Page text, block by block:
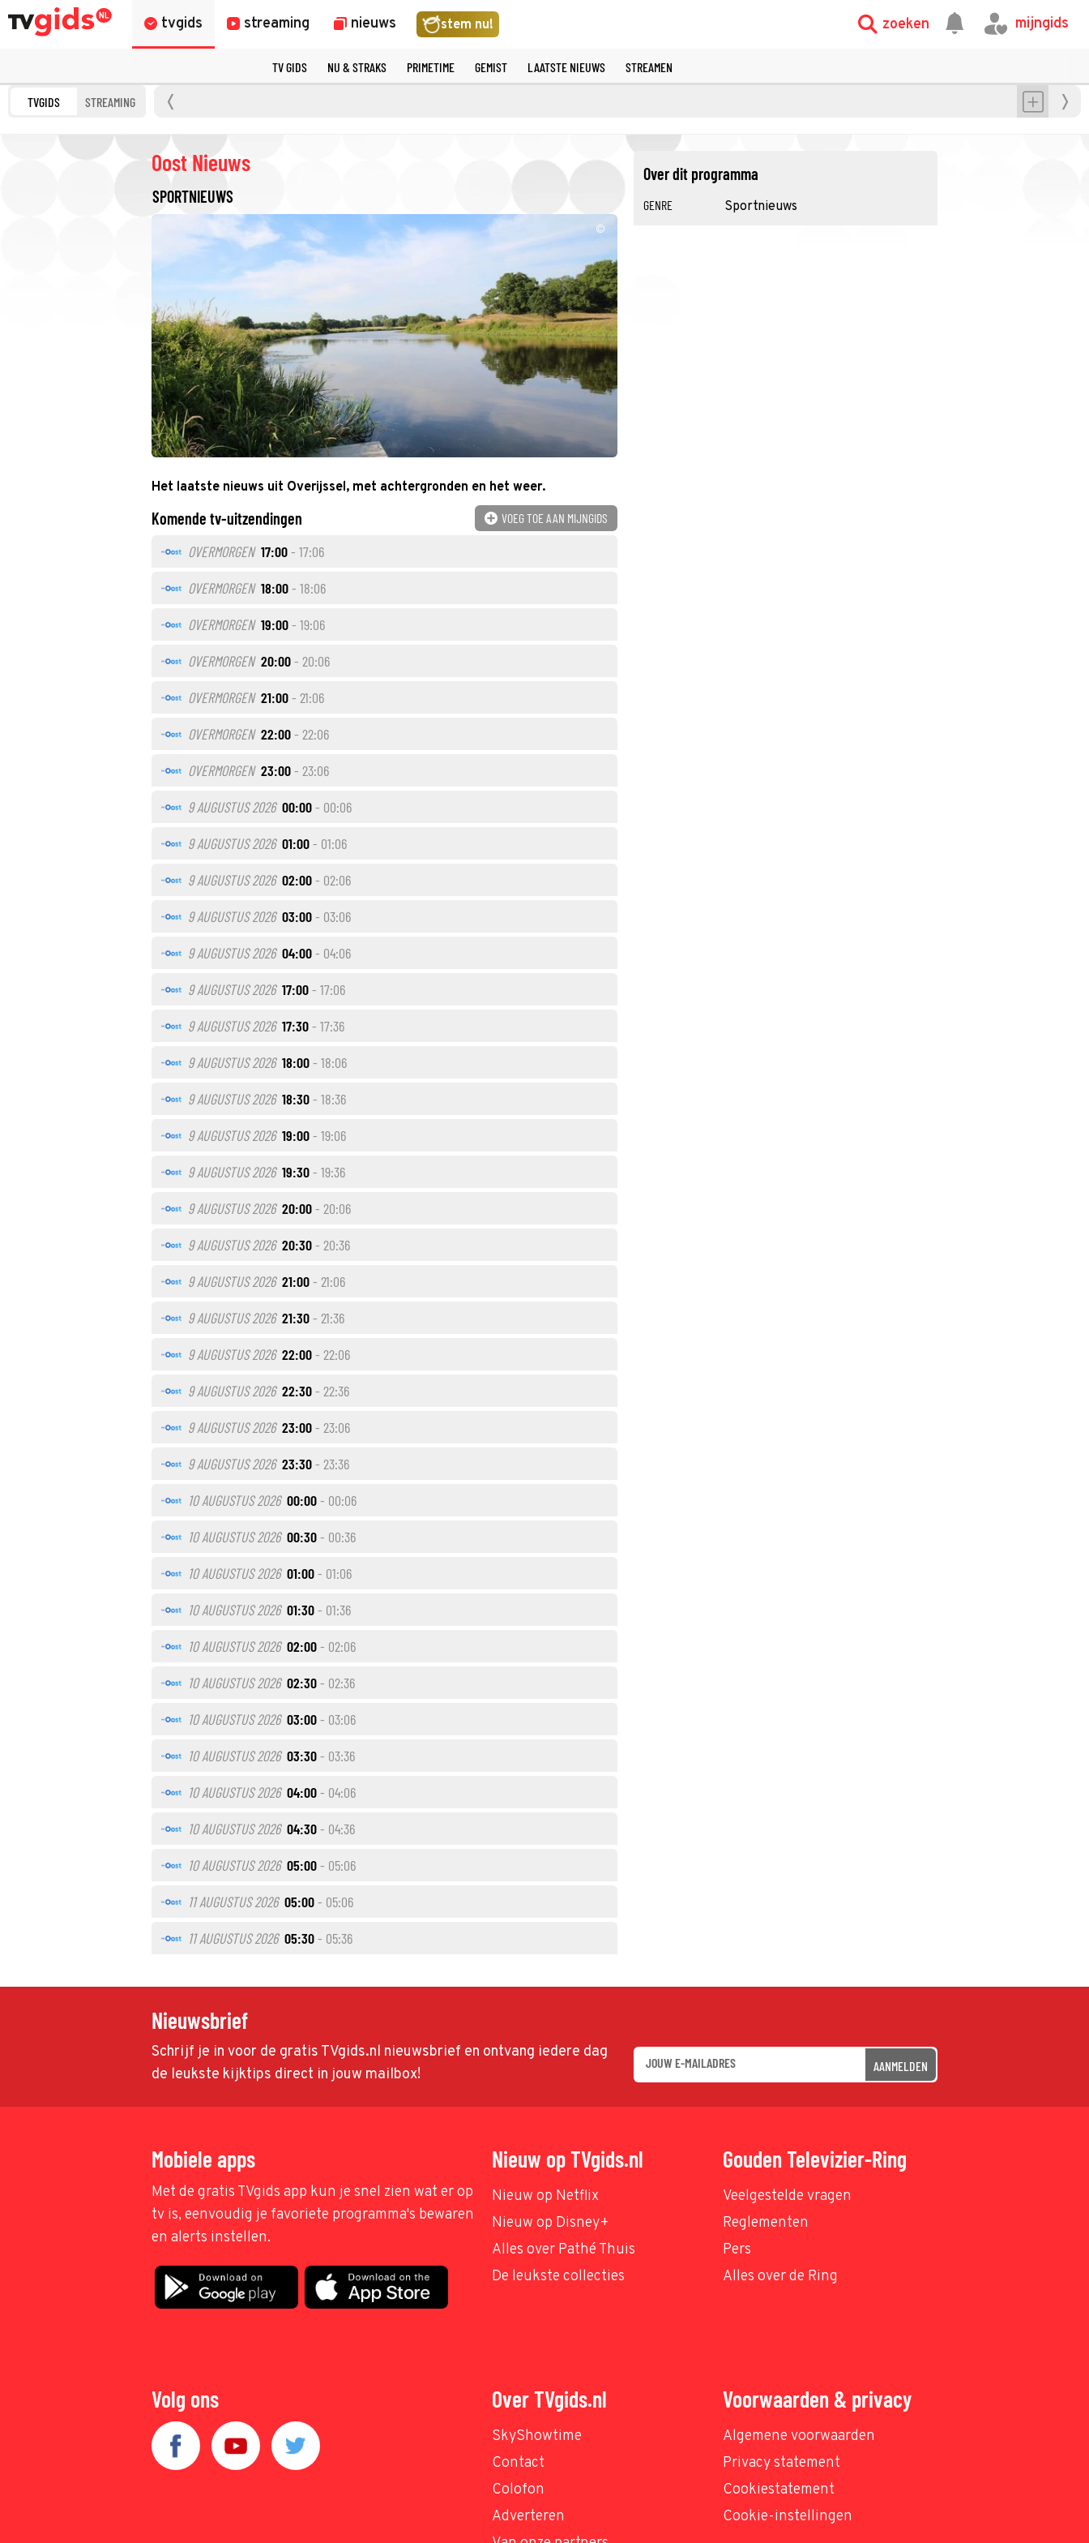
tvgids streaming nieuws stem nu! zoeken mijngids
TV GIDS NU & STRAKS PRIMETIME GEMIST LAATSTE NIEUWS STREAMEN
TVGIDS STREAMING
Oost Nieuws
SPORTNIEUWS
©
Het laatste nieuws uit Overijssel, met achtergronden en het weer.
Komende tv-uitzendingen VOEG TOE AAN MIJNGIDS
OVERMORGEN 17:00- 17:06
OVERMORGEN 18:00- 18:06
OVERMORGEN 19:00- 19:06
OVERMORGEN 20:00- 20:06
OVERMORGEN 21:00- 21:06
OVERMORGEN 22:00- 22:06
OVERMORGEN 23:00- 23:06
9 AUGUSTUS 2026 00:00- 00:06
9 AUGUSTUS 2026 01:00- 01:06
9 AUGUSTUS 2026 02:00- 02:06
9 AUGUSTUS 2026 03:00- 03:06
9 AUGUSTUS 2026 04:00- 04:06
9 AUGUSTUS 2026 17:00- 17:06
9 AUGUSTUS 2026 17:30- 17:36
9 AUGUSTUS 2026 18:00- 18:06
9 AUGUSTUS 2026 18:30- 18:36
9 AUGUSTUS 2026 19:00- 19:06
9 AUGUSTUS 2026 19:30- 19:36
9 AUGUSTUS 2026 20:00- 20:06
9 AUGUSTUS 2026 20:30- 20:36
9 AUGUSTUS 2026 21:00- 21:06
9 AUGUSTUS 2026 21:30- 21:36
9 AUGUSTUS 2026 22:00- 22:06
9 AUGUSTUS 2026 22:30- 22:36
9 AUGUSTUS 2026 23:00- 23:06
9 AUGUSTUS 2026 23:30- 23:36
10 AUGUSTUS 2026 00:00- 00:06
10 AUGUSTUS 2026 00:30- 00:36
10 AUGUSTUS 2026 01:00- 01:06
10 AUGUSTUS 2026 01:30- 01:36
10 AUGUSTUS 2026 02:00- 02:06
10 AUGUSTUS 2026 02:30- 02:36
10 AUGUSTUS 2026 03:00- 03:06
10 AUGUSTUS 2026 03:30- 03:36
10 AUGUSTUS 2026 04:00- 04:06
10 AUGUSTUS 2026 04:30- 04:36
10 AUGUSTUS 2026 05:00- 05:06
11 AUGUSTUS 2026 05:00- 05:06
11 AUGUSTUS 2026 05:30- 05:36
Over dit programma
GENRE Sportnieuws
Nieuwsbrief
Schrijf je in voor de gratis TVgids.nl nieuwsbrief en ontvang iedere dag
de leukste kijktips direct in jouw mailbox!
AANMELDEN
Mobiele apps
Met de gratis TVgids app kun je snel zien wat er op
tv is, eenvoudig je favoriete programma's bewaren
en alerts instellen.
Nieuw op TVgids.nl
Nieuw op Netflix
Nieuw op Disney+
Alles over Pathé Thuis
De leukste collecties
Gouden Televizier-Ring
Veelgestelde vragen
Reglementen
Pers
Alles over de Ring
Volg ons Over TVgids.nl
SkyShowtime
Contact
Colofon
Adverteren
Voorwaarden & privacy
Algemene voorwaarden
Privacy statement
Cookiestatement
Cookie-instellingen